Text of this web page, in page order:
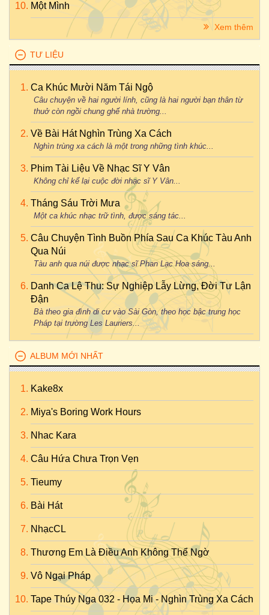
Một Mình
Xem thêm
TƯ LIỆU
Ca Khúc Mười Năm Tái Ngộ
Câu chuyện về hai người lính, cũng là hai người bạn thân từ
thuở còn ngồi chung ghế nhà trường...
Về Bài Hát Nghìn Trùng Xa Cách
Nghìn trùng xa cách là một trong những tình khúc...
Phim Tài Liệu Về Nhạc Sĩ Y Vân
Không chỉ kể lại cuộc đời nhạc sĩ Y Vân...
Tháng Sáu Trời Mưa
Một ca khúc nhạc trữ tình, được sáng tác...
Câu Chuyện Tình Buồn Phía Sau Ca Khúc Tàu Anh
Qua Núi
Tàu anh qua núi được nhạc sĩ Phan Lạc Hoa sáng...
Danh Ca Lệ Thu: Sự Nghiệp Lẫy Lừng, Đời Tư Lận
Đận
Bà theo gia đình di cư vào Sài Gòn, theo học bậc trung học
Pháp tại trường Les Lauriers...
ALBUM MỚI NHẤT
Kake8x
Miya's Boring Work Hours
Nhac Kara
Câu Hứa Chưa Trọn Vẹn
Tieumy
Bài Hát
NhạcCL
Thương Em Là Điều Anh Không Thể Ngờ
Vô Ngại Pháp
Tape Thúy Nga 032 - Họa Mi - Nghìn Trùng Xa Cách